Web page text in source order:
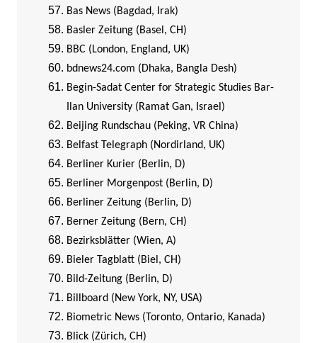
Bas News (Bagdad, Irak)
Basler Zeitung (Basel, CH)
BBC (London, England, UK)
bdnews24.com (Dhaka, Bangla Desh)
Begin-Sadat Center for Strategic Studies Bar-
Ilan University (Ramat Gan, Israel)
Beijing Rundschau (Peking, VR China)
Belfast Telegraph (Nordirland, UK)
Berliner Kurier (Berlin, D)
Berliner Morgenpost (Berlin, D)
Berliner Zeitung (Berlin, D)
Berner Zeitung (Bern, CH)
Bezirksblätter (Wien, A)
Bieler Tagblatt (Biel, CH)
Bild-Zeitung (Berlin, D)
Billboard (New York, NY, USA)
Biometric News (Toronto, Ontario, Kanada)
Blick (Zürich, CH)